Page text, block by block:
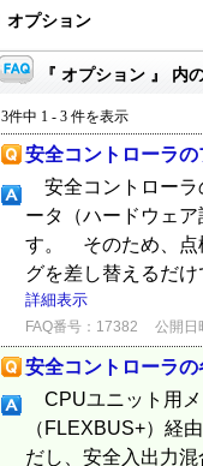
オプション
『 オプション 』 内
3件中 1 - 3 件を表示
安全コントローラ
安全コントローラ
ータ（ハードウェ
す。 そのため、点
グを差し替えるだ
詳細表示
FAQ番号：17382 公開日
安全コントローラ
CPUユニット用メ
（FLEXBUS+）経
だし、安全入出力